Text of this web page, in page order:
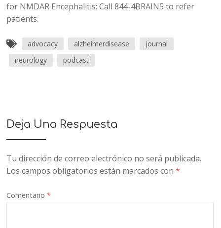
for NMDAR Encephalitis: Call 844-4BRAIN5 to refer
patients.
advocacy alzheimerdisease
journal
neurology
podcast
Deja Una Respuesta
Tu dirección de correo electrónico no será publicada.
Los campos obligatorios están marcados con*
Comentario*